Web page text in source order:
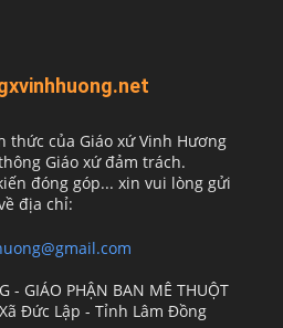
thức của Giáo xứ Vinh Hương
Giáo xứ đảm trách.
đóng góp... xin vui lòng gửi
địa chỉ:
- GIÁO PHẬN BAN MÊ THUỘT
Đức Lập - Tỉnh Lâm Đồng